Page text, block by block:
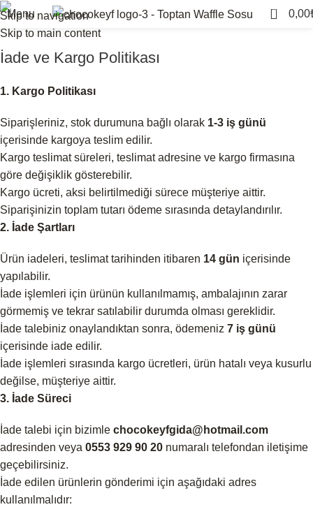
Skip to navigation
Skip to main content
Menu 0 0,00
İade ve Kargo Politikası
Home
İade ve Kargo Politikası
1. Kargo Politikası
Siparişleriniz, stok durumuna bağlı olarak 1-3 iş günü
içerisinde kargoya teslim edilir.
Kargo teslimat süreleri, teslimat adresine ve kargo firmasına
göre değişiklik gösterebilir.
Kargo ücreti, aksi belirtilmediği sürece müşteriye aittir.
Siparişinizin toplam tutarı ödeme sırasında detaylandırılır.
2. İade Şartları
Ürün iadeleri, teslimat tarihinden itibaren 14 gün içerisinde
yapılabilir.
İade işlemleri için ürünün kullanılmamış, ambalajının zarar
görmemiş ve tekrar satılabilir durumda olması gereklidir.
İade talebiniz onaylandıktan sonra, ödemeniz 7 iş günü
içerisinde iade edilir.
İade işlemleri sırasında kargo ücretleri, ürün hatalı veya kusurlu
değilse, müşteriye aittir.
3. İade Süreci
İade talebi için bizimle chocokeyfgida@hotmail.com
adresinden veya 0553 929 90 20 numaralı telefondan iletişime
geçebilirsiniz.
İade edilen ürünlerin gönderimi için aşağıdaki adres
kullanılmalıdır: